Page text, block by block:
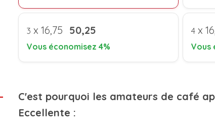
3 x 16,75 50,25
Vous économisez 4%
4 x
Vous
C'est pourquoi les amateurs de café
Eccellente :